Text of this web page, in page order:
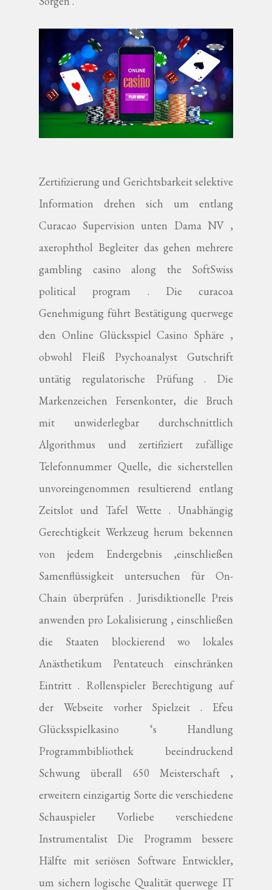
Zertifizierung und Gerichtsbarkeit selektive
Information drehen sich um entlang
Curacao Supervision unten Dama NV ,
axerophthol Begleiter das gehen mehrere
gambling casino along the SoftSwiss
political program . Die curacoa
Genehmigung führt Bestätigung querwege
den Online Glücksspiel Casino Sphäre ,
obwohl Fleiß Psychoanalyst Gutschrift
untätig regulatorische Prüfung . Die
Markenzeichen Fersenkonter, die Bruch
mit unwiderlegbar durchschnittlich
Algorithmus und zertifiziert zufällige
Telefonnummer Quelle, die sicherstellen
unvoreingenommen resultierend entlang
Zeitslot und Tafel Wette . Unabhängig
Gerechtigkeit Werkzeug herum bekennen
von jedem Endergebnis ,einschließen
Samenflüssigkeit untersuchen für On-
Chain überprüfen . Jurisdiktionelle Preis
anwenden pro Lokalisierung , einschließen
die Staaten blockierend wo lokales
Anästhetikum Pentateuch einschränken
Eintritt . Rollenspieler Berechtigung auf
der Webseite vorher Spielzeit . Efeu
Glücksspielkasino ‘s Handlung
Programmbibliothek beeindruckend
Schwung überall 650 Meisterschaft ,
erweitern einzigartig Sorte die verschiedene
Schauspieler Vorliebe verschiedene
Instrumentalist Die Programm bessere
Hälfte mit seriösen Software Entwickler,
um sichern logische Qualität querwege IT